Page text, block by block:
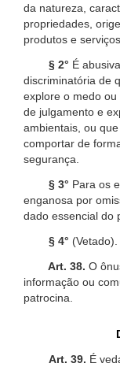
da natureza,
propriedades,
produtos e serviços.
§ 2° É
discriminatória de
explore o medo
de julgamento e
ambientais, ou
comportar de
segurança.
§ 3° Para os
enganosa por
dado essencial do
§ 4° (Vetado).
Art. 38. O
informação ou
patrocina.
Art. 39. É